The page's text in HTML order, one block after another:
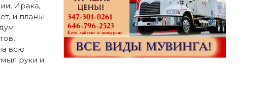
Ирака,
и планы
всю
руки и